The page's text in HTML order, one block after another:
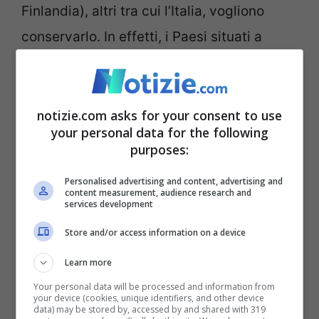
Finlandia), altri tra cui l’Italia, vogliono
conservarlo. In effetti, i Paesi situati a
giornate estive lunghissime, mentre nei
Paesi meridionali posticipare il tramonto di
un’ora porta a risparmi energetici
singoli Stati,l’UE ha comunque
possibile le scelte
con orari a macchia di leopardo.
La scelta italiana si giustifica con una
notizie.com asks for your consent to use
your personal data for the following
purposes:
Personalised advertising and content, advertising and
content measurement, audience research and
services development
Store and/or access information on a device
Learn more
Your personal data will be processed and information from
your device (cookies, unique identifiers, and other device
data) may be stored by, accessed by and shared with 319